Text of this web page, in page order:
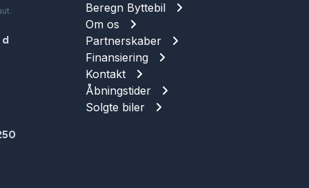
d
Beregn Byttebil
Om os
Partnerskaber
Finansiering
Kontakt
Åbningstider
Solgte biler